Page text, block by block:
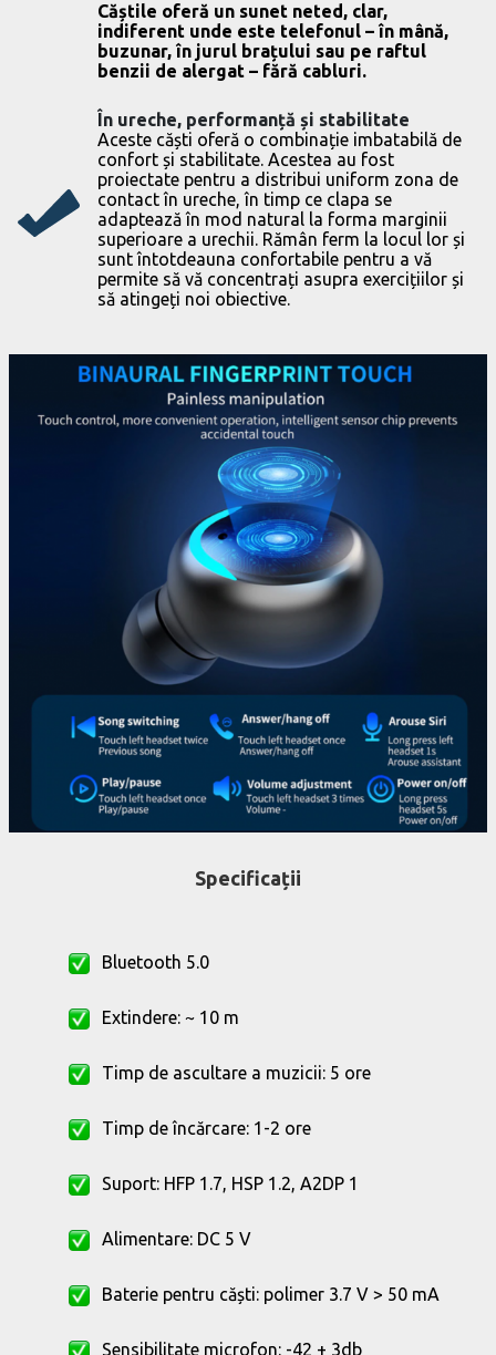
Căștile oferă un sunet neted, clar,
indiferent unde este telefonul – în mână,
buzunar, în jurul brațului sau pe raftul
benzii de alergat – fără cabluri.
În ureche, performanță și stabilitate
Aceste căști oferă o combinație imbatabilă de
confort și stabilitate. Acestea au fost
proiectate pentru a distribui uniform zona de
contact în ureche, în timp ce clapa se
adaptează în mod natural la forma marginii
superioare a urechii. Rămân ferm la locul lor și
sunt întotdeauna confortabile pentru a vă
permite să vă concentrați asupra exercițiilor și
să atingeți noi obiective.
Specificații
Bluetooth 5.0
Extindere: ~ 10 m
Timp de ascultare a muzicii: 5 ore
Timp de încărcare: 1-2 ore
Suport: HFP 1.7, HSP 1.2, A2DP 1
Alimentare: DC 5 V
Baterie pentru căști: polimer 3.7 V > 50 mA
Sensibilitate microfon: -42 + 3db